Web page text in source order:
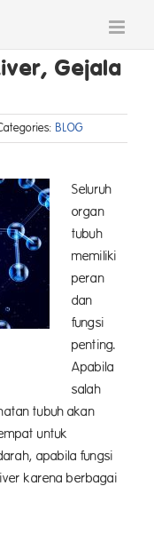
Gejala
BLOG
Seluruh
organ
tubuh
memiliki
peran
dan
fungsi
penting.
Apabila
salah
tubuh akan
untuk
apabila fungsi
karena berbagai